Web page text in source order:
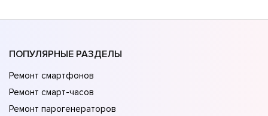
ПОПУЛЯРНЫЕ РАЗДЕЛЫ
Ремонт смартфонов
Ремонт смарт-часов
Ремонт парогенераторов